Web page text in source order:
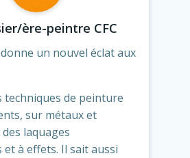
ère-peintre CFC
un nouvel éclat aux
techniques de peinture
sur métaux et
laquages
et à effets. Il sait aussi